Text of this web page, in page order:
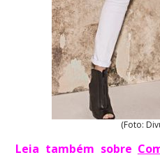
(Foto:
Leia também sobre